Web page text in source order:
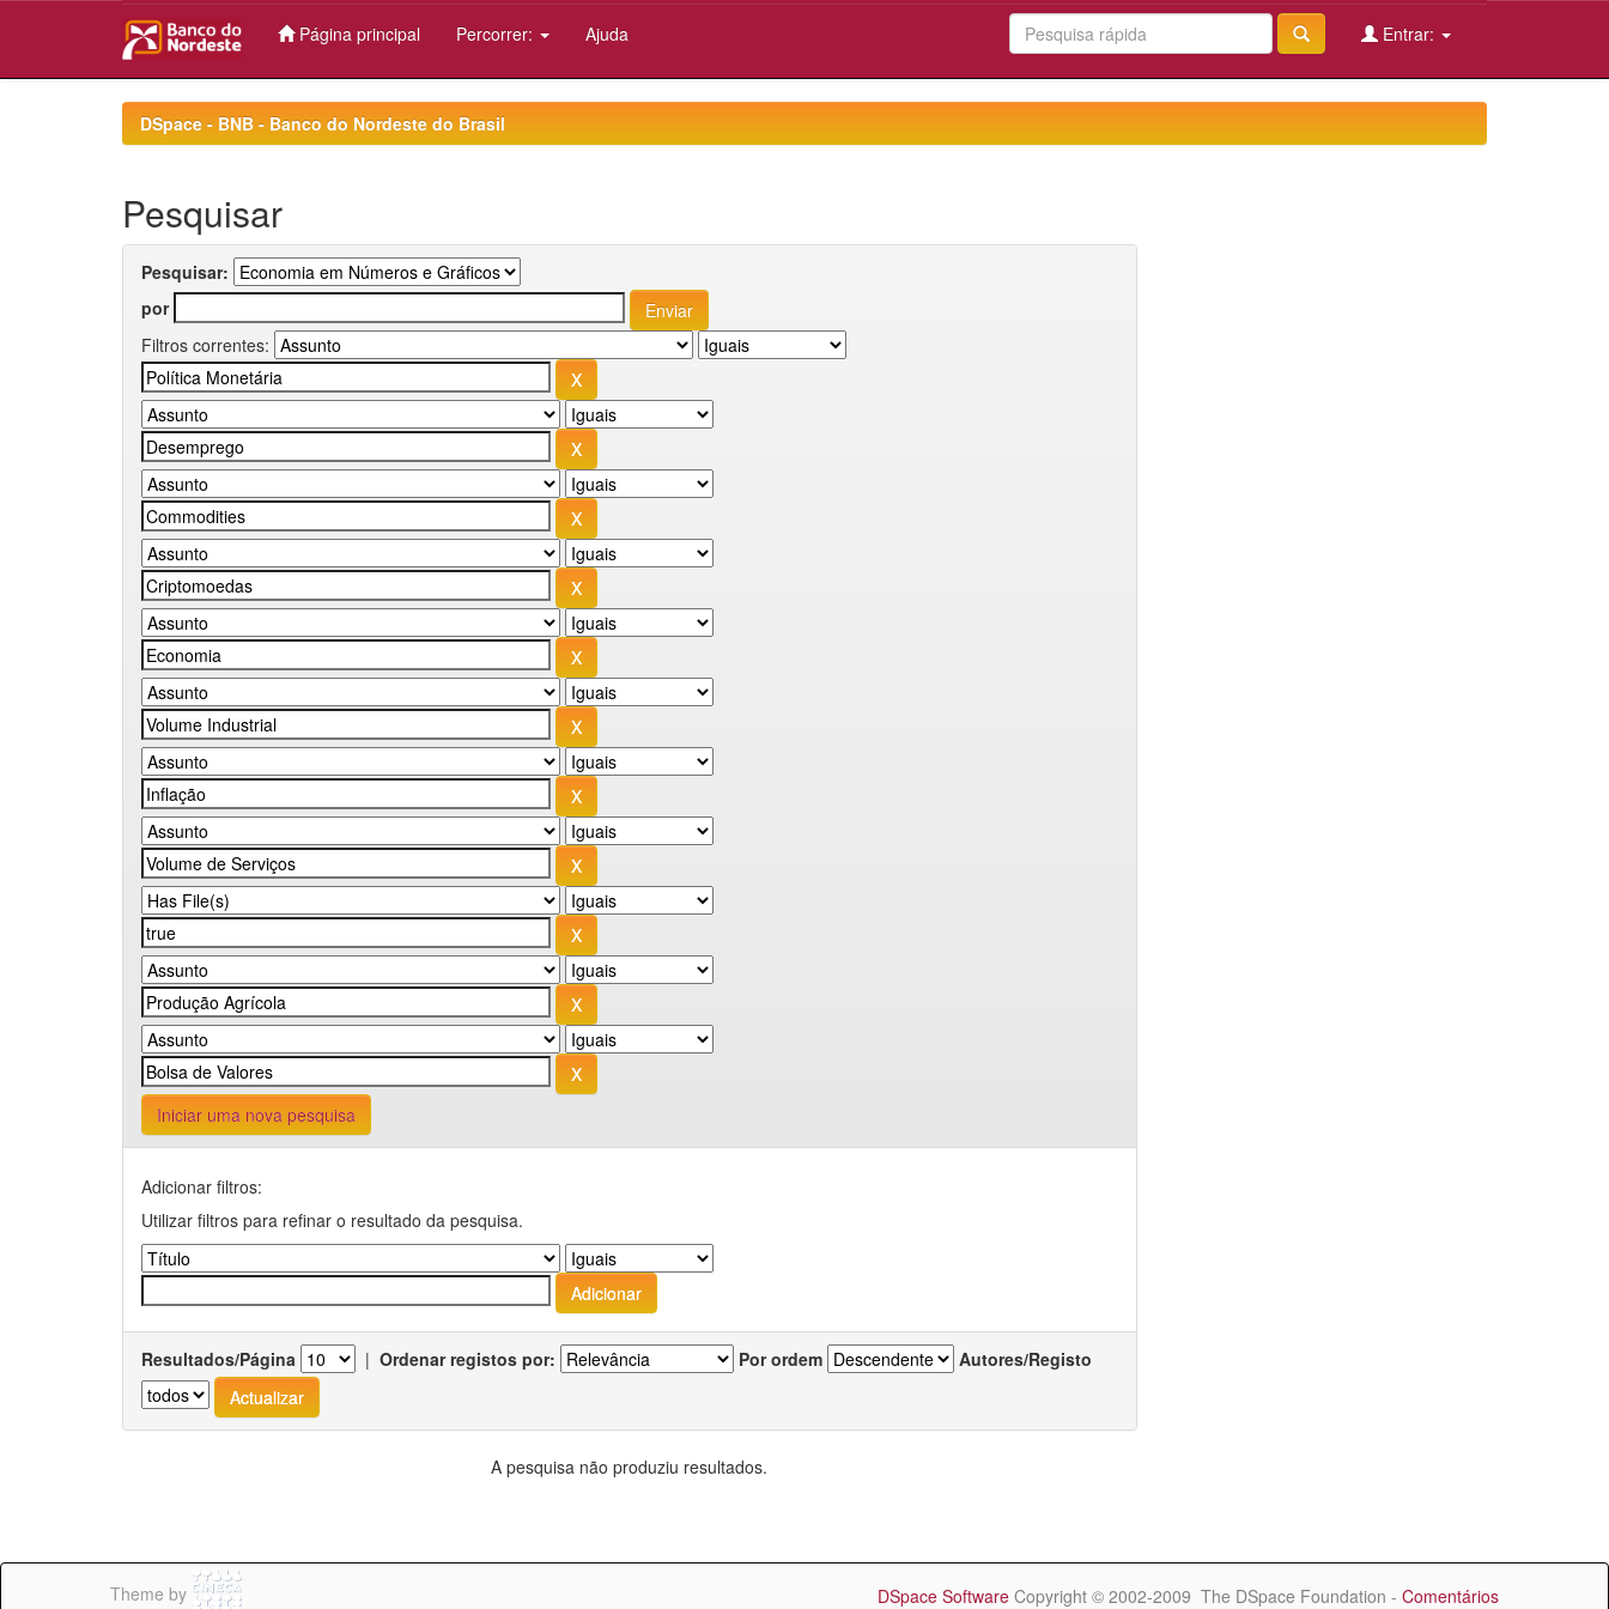
Página principal Percorrer: Ajuda Entrar:
DSpace - BNB - Banco do Nordeste do Brasil
Pesquisar
Pesquisar:
por
Filtros correntes:
Iniciar uma nova pesquisa
Adicionar filtros:
Utilizar filtros para refinar o resultado da pesquisa.
Resultados/Página | Ordenar registos por: Por ordem Autores/Registo
A pesquisa não produziu resultados.
Theme by DSpace Software Copyright © 2002-2009 The DSpace Foundation - Comentários